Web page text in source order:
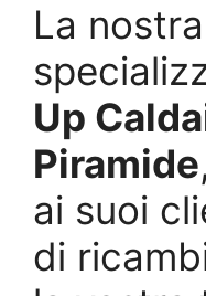
La
Up
Piramide
ai suoi
di